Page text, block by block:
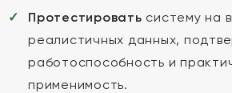
Протестировать систему на
реалистичных данных,
работоспособность и
применимость.